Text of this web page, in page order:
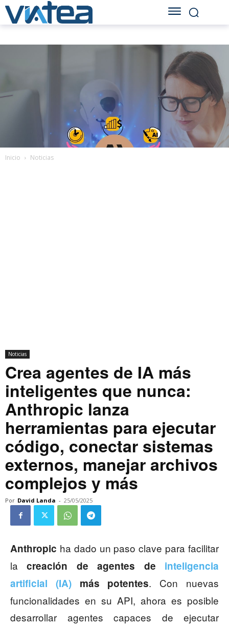
Inicio Noticias
Noticias
Crea agentes de IA más
inteligentes que nunca:
Anthropic lanza
herramientas para ejecutar
código, conectar sistemas
externos, manejar archivos
complejos y más
Por David Landa - 25/05/2025
Anthropic ha dado un paso clave para facilitar
lacreación de agentes de inteligencia
artificial (IA)más potentes. Con nuevas
funcionalidades en su API, ahora es posible
desarrollar agentes capaces de ejecutar